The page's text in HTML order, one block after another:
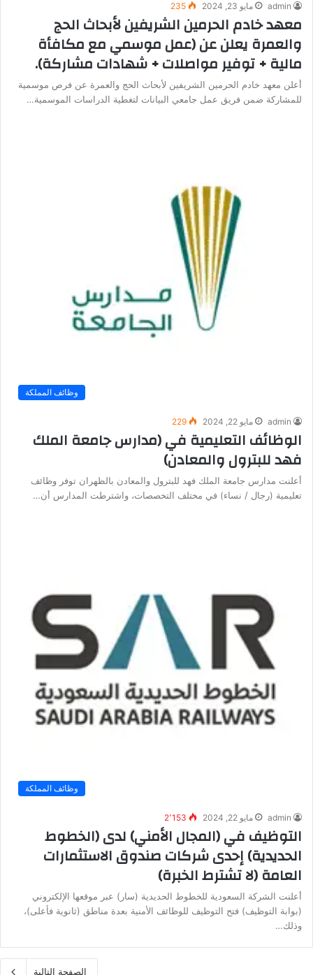
admin مايو 23, 2024 235
معهد خادم الحرمين الشريفين لأبحاث الحج
والعمرة يعلن عن (عمل موسمي مع مكافأة
مالية + توفير مواصلات + شهادات مشاركة).
أعلن معهد خادم الحرمين الشريفين لأبحاث الحج والعمرة عن فرص موسمية
للمشاركة ضمن فريق عمل جامعي البيانات لتغطية الدراسات الموسمية…
وظائف المملكة
admin مايو 22, 2024 229
الوظائف التعليمية في (مدارس جامعة الملك
فهد للبترول والمعادن)
أعلنت مدارس جامعة الملك فهد للبترول والمعادن بالظهران توفر وظائف
تعليمية (رجال / نساء) في مختلف التخصصات، واشترطت المدارس أن…
وظائف المملكة
admin مايو 22, 2024 2٬153
التوظيف في (المجال الأمني) لدى (الخطوط
الحديدية) إحدى شركات صندوق الاستثمارات
العامة (لا تشترط الخبرة)
أعلنت الشركة السعودية للخطوط الحديدية (سار) عبر موقعها الإلكتروني
(بوابة التوظيف) فتح التوظيف للوظائف الأمنية بعدة مناطق (ثانوية فأعلى)،
وذلك…
الصفحة التالية